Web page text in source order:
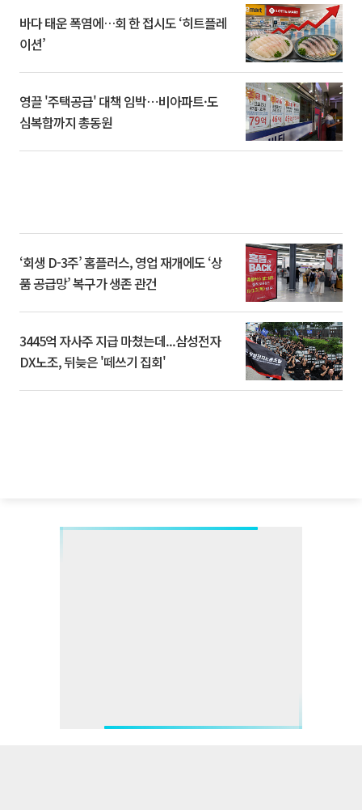
바다 태운 폭염에…회 한 접시도 ‘히트플레
이션’
영끌 '주택공급' 대책 임박⋯비아파트·도
심복합까지 총동원
‘회생 D-3주’ 홈플러스, 영업 재개에도 ‘상
품 공급망’ 복구가 생존 관건
3445억 자사주 지급 마쳤는데...삼성전자
DX노조, 뒤늦은 '떼쓰기 집회'